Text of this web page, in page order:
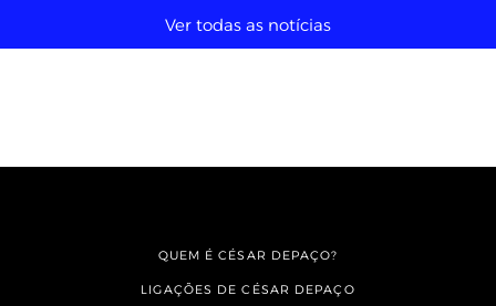
Ver todas as notícias
QUEM É CÉSAR DEPAÇO?
LIGAÇÕES DE CÉSAR DEPAÇO